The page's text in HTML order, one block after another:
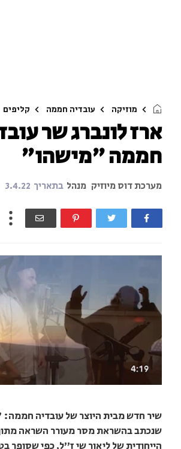
מוזיקה עובדיה חממה קליפים
ארז לונברג שר
חממה "מישהו"
מערכת דוס מיוזיק מנהל בתאריך 3.4.22
שיר חדש מבית היוצר של עובדיה
שנכתב בהשראת מסר מעורר השראה
הייחודית של ליאור שי ז"ל, כפי שסופר